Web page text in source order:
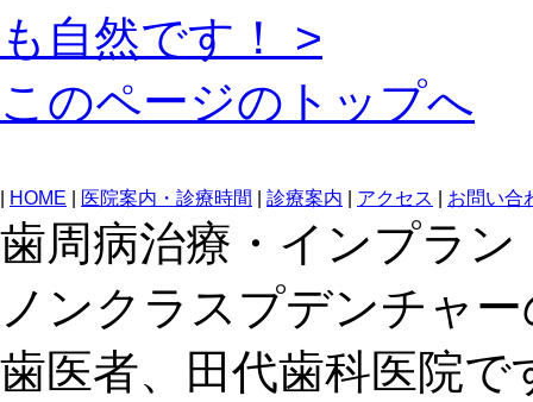
も自然です！ >
このページのトップへ
HOME 医院案内・診療時間 診療案内 アクセス お問い合
歯周病治療・インプラ
ノンクラスプデンチャ
歯医者、田代歯科医院で